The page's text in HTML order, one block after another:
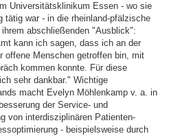
Universitätsklinikum Essen - wo sie
tätig war - in die rheinland-pfälzische
abschließenden "Ausblick":
kann ich sagen, dass ich an der
offene Menschen getroffen bin, mit
kommen konnte. Für diese
sehr dankbar." Wichtige
macht Evelyn Möhlenkamp v. a. in
der Service- und
von interdisziplinären Patienten-
- beispielsweise durch